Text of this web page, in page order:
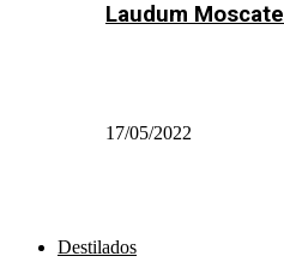
Laudum Moscatel
17/05/2022
Destilados